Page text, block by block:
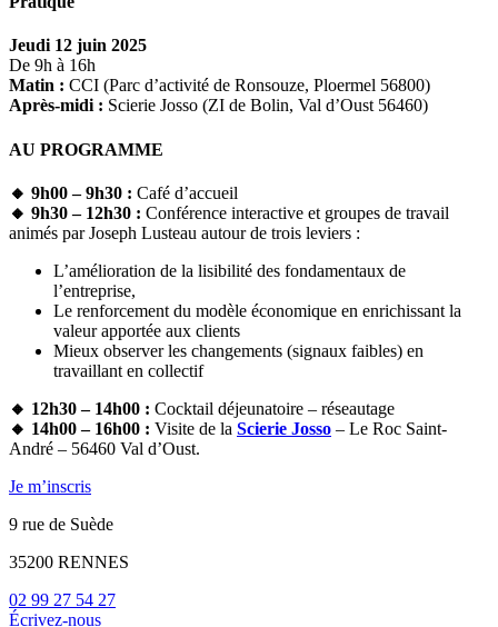
Jeudi 12 juin 2025
De 9h à 16h
Matin : CCI (Parc d’activité de Ronsouze, Ploermel 56800)
Après-midi : Scierie Josso (ZI de Bolin, Val d’Oust 56460)
AU PROGRAMME
🔸 9h00 – 9h30 : Café d’accueil
🔸 9h30 – 12h30 : Conférence interactive et groupes de travail
animés par Joseph Lusteau autour de trois leviers :
L’amélioration de la lisibilité des fondamentaux de
l’entreprise,
Le renforcement du modèle économique en enrichissant la
valeur apportée aux clients
Mieux observer les changements (signaux faibles) en
travaillant en collectif
🔸 12h30 – 14h00 : Cocktail déjeunatoire – réseautage
🔸 14h00 – 16h00 : Visite de la Scierie Josso – Le Roc Saint-
André – 56460 Val d’Oust.
Je m’inscris
9 rue de Suède
35200 RENNES
02 99 27 54 27
Écrivez-nous